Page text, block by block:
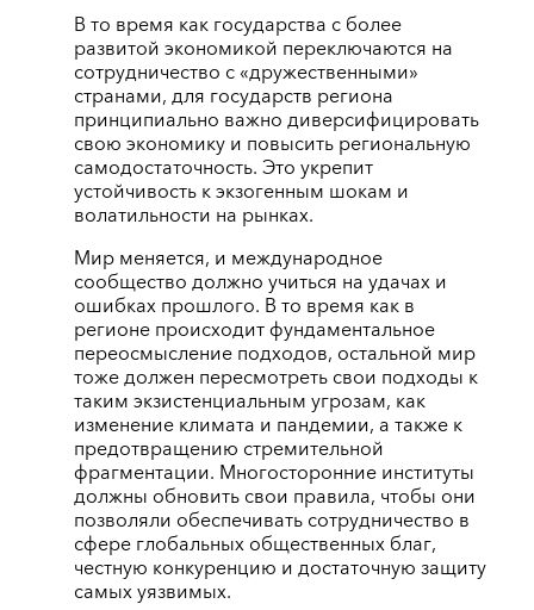
В то время как государства с более
развитой экономикой переключаются на
сотрудничество с «дружественными»
странами, для государств региона
принципиально важно диверсифицировать
свою экономику и повысить региональную
самодостаточность. Это укрепит
устойчивость к экзогенным шокам и
волатильности на рынках.
Мир меняется, и международное
сообщество должно учиться на удачах и
ошибках прошлого. В то время как в
регионе происходит фундаментальное
переосмысление подходов, остальной мир
тоже должен пересмотреть свои подходы к
таким экзистенциальным угрозам, как
изменение климата и пандемии, а также к
предотвращению стремительной
фрагментации. Многосторонние институты
должны обновить свои правила, чтобы они
позволяли обеспечивать сотрудничество в
сфере глобальных общественных благ,
честную конкуренцию и достаточную защиту
самых уязвимых.